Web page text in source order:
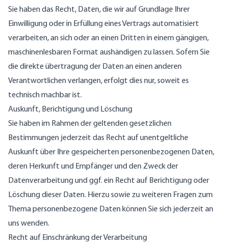
Sie haben das Recht, Daten, die wir auf Grundlage Ihrer
Einwilligung oder in Erfüllung eines Vertrags automatisiert
verarbeiten, an sich oder an einen Dritten in einem gängigen,
maschinenlesbaren Format aushändigen zu lassen. Sofern Sie
die direkte übertragung der Daten an einen anderen
Verantwortlichen verlangen, erfolgt dies nur, soweit es
technisch machbar ist.
Auskunft, Berichtigung und Löschung
Sie haben im Rahmen der geltenden gesetzlichen
Bestimmungen jederzeit das Recht auf unentgeltliche
Auskunft über Ihre gespeicherten personenbezogenen Daten,
deren Herkunft und Empfänger und den Zweck der
Datenverarbeitung und ggf. ein Recht auf Berichtigung oder
Löschung dieser Daten. Hierzu sowie zu weiteren Fragen zum
Thema personenbezogene Daten können Sie sich jederzeit an
uns wenden.
Recht auf Einschränkung der Verarbeitung